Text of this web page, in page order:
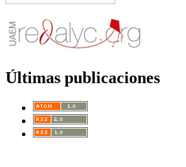
Últimas publicaciones